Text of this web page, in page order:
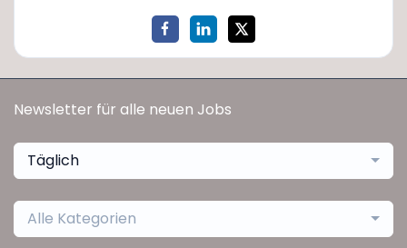
Newsletter für alle neuen Jobs
Täglich
Alle Kategorien